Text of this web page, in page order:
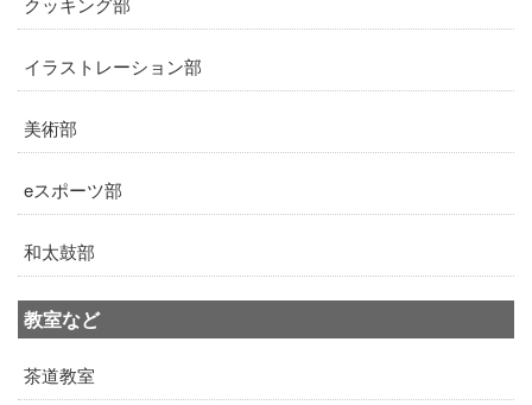
イラストレーション部
美術部
eスポーツ部
和太鼓部
教室など
茶道教室